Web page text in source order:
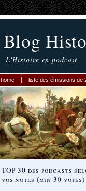
Blog
L'Histoire en podcast
home liste des émissions de
TOP 30 des podcasts
vos notes (min 30 votes)